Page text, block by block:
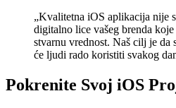
„Kvalitetna iOS aplikacija nije
digitalno lice vašeg brenda
stvarnu vrednost. Naš cilj je
će ljudi rado koristiti svakog
Pokrenite Svoj iOS